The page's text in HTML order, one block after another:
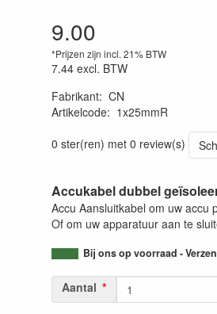
9.00
*Prijzen zijn incl. 21% BTW
7.44 excl. BTW
Fabrikant: CN
Artikelcode: 1x25mmR
0 ster(ren) met 0 review(s)
Accukabel dubbel
Accu Aansluitkabel om uw accu
Of om uw apparatuur aan te
Bij ons op voorraad -
Aantal